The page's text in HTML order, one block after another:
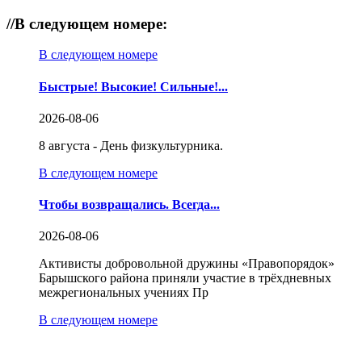
//В следующем номере:
В следующем номере
Быстрые! Высокие! Сильные!...
2026-08-06
8 августа - День физкультурника.
В следующем номере
Чтобы возвращались. Всегда...
2026-08-06
Активисты добровольной дружины «Правопорядок»
Барышского района приняли участие в трёхдневных
межрегиональных учениях Пр
В следующем номере